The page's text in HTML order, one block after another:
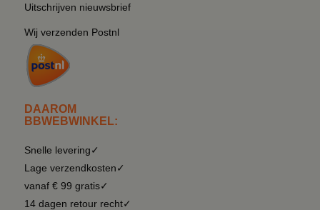
Uitschrijven nieuwsbrief
Wij verzenden Postnl
DAAROM
BBWEBWINKEL:
Snelle levering✓
Lage verzendkosten✓
vanaf € 99 gratis✓
14 dagen retour recht✓